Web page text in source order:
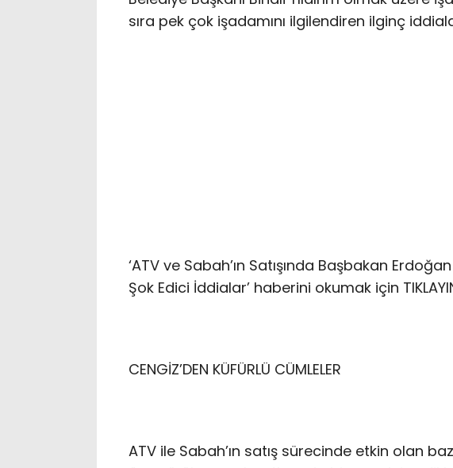
sıra pek çok işadamını ilgilendiren ilginç
‘ATV ve Sabah’ın Satışında Başbakan Erdoğan
Şok Edici İddialar’ haberini okumak için
CENGİZ’DEN KÜFÜRLÜ CÜMLELER
ATV ile Sabah’ın satış sürecinde etkin olan